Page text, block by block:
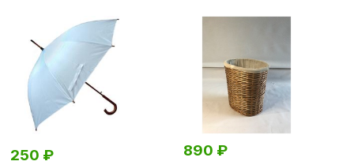
250 ₽ 890 ₽